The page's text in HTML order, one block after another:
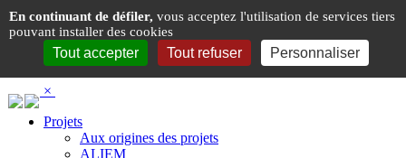
×
Projets
Aux origines des projets
ALIEM
Panneau de gestion des cookies
En continuant de défiler, vous acceptez l'utilisation de services tiers
pouvant installer des cookies
Tout accepter Tout refuser Personnaliser